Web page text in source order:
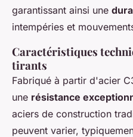
garantissant ainsi une
intempéries et
Caractéristiques
tirants
Fabriqué à partir d'acier
une résistance
aciers de construction
peuvent varier,